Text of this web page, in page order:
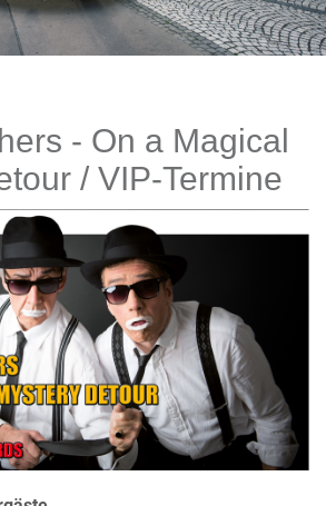
- On a Magical
/ VIP-Termine